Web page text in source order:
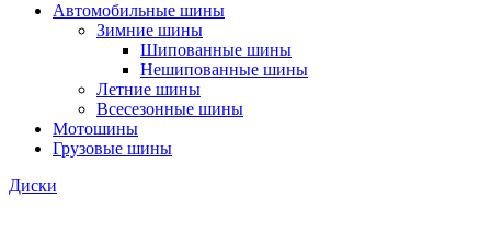
Автомобильные шины
Зимние шины
Шипованные шины
Нешипованные шины
Летние шины
Всесезонные шины
Мотошины
Грузовые шины
Диски